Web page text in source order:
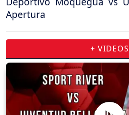
Apertura
+ VIDEOS